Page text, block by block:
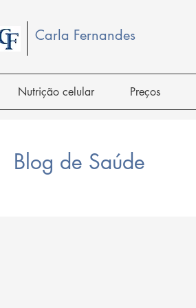
Carla Fernandes
Nutrição celular Preços
Blog de Saúde